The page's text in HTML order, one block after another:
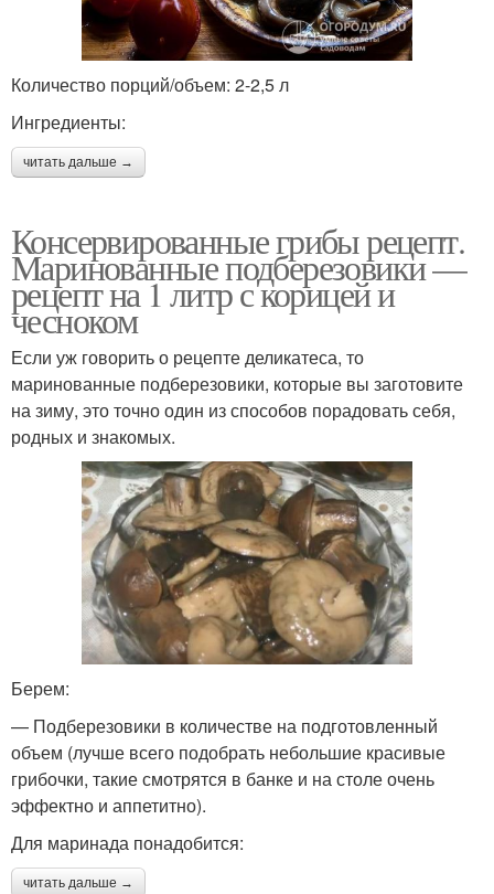
Количество порций/объем: 2-2,5 л
Ингредиенты:
читать дальше →
Консервированные грибы рецепт.
Маринованные подберезовики —
рецепт на 1 литр с корицей и
чесноком
Если уж говорить о рецепте деликатеса, то
маринованные подберезовики, которые вы заготовите
на зиму, это точно один из способов порадовать себя,
родных и знакомых.
Берем:
— Подберезовики в количестве на подготовленный
объем (лучше всего подобрать небольшие красивые
грибочки, такие смотрятся в банке и на столе очень
эффектно и аппетитно).
Для маринада понадобится:
читать дальше →